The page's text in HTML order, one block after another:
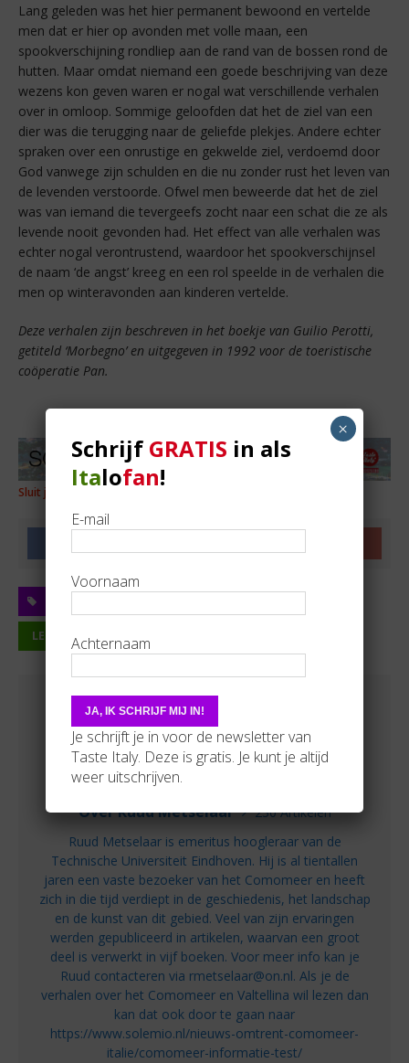
Lang geleden was het hier permanent bewoond en vertelde
men dat er hier op avonden met volle maan, een
spookverschijning rondliep aan de rand van de bossen rond de
hutten. Maar omdat niemand een goede beschrijving van deze
wezens kon geven waren er nogal wat verschillende verhalen
over in omloop. Sommige geloofden dat het de ziel van een
dier was die terugging naar de geliefde plekjes. Andere echter
spraken over een onrustige en gekwelde ziel, verdoemd door
God vanwege zijn schulden en die nu zonder rust het leven van
de levenden verstoorde. Ofwel men beweerde dat het de ziel
was van iemand die tevergeefs zocht naar een schat die ze als
levende nooit gevonden had. Het effect van alle verhalen was
echter nogal verontrustend, waardoor het spookverschijnsel
de naam ‘de angst’ kreeg en een rol speelde in de verhalen die
men op winteravonden aan kinderen vertelde.
Deze verhalen zijn beschreven in het boekje van Guilio Perotti,
getiteld ‘Morbegno’ en uitgegeven in 1992 voor de toeristische
coöperatie Pan.
Sluit je vandaag nog GRATIS aan als Italofan!
LEGENDES UIT HET VALTELLINA
Over Ruud Metselaar
230 Artikelen
Ruud Metselaar is emeritus hoogleraar van de
Technische Universiteit Eindhoven. Hij is al tientallen
jaren een vaste bezoeker van het Comomeer en heeft
zich in die tijd verdiept in de geschiedenis, het landschap
en de kunst van dit gebied. Veel van zijn ervaringen
werden gepubliceerd in artikelen, waarvan een groot
deel is verwerkt in vijf boeken. Voor meer info kan je
Ruud contacteren via rmetselaar@on.nl. Als je de
verhalen over het Comomeer en Valtellina wil lezen dan
kan dat ook door te gaan naar
https://www.solemio.nl/nieuws-omtrent-comomeer-
italie/comomeer-informatie-test/
Schrijf GRATIS in als
Italofan!
E-mail
Voornaam
Achternaam
Je schrijft je in voor de newsletter van
Taste Italy. Deze is gratis. Je kunt je altijd
weer uitschrijven.
×